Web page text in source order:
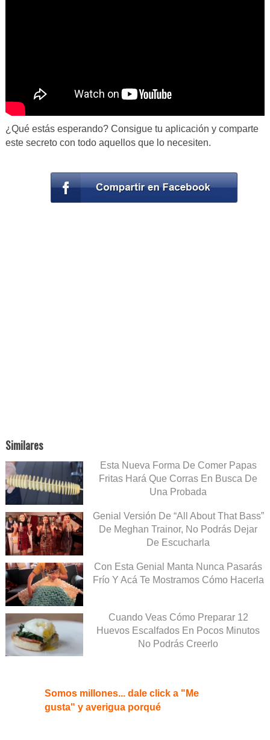
¿Qué estás esperando? Consigue tu aplicación y comparte
este secreto con todo aquellos que lo necesiten.
Similares
Esta Nueva Forma De Comer Papas
Fritas Hará Que Corras En Busca De
Una Probada
Genial Versión De “All About That Bass”
De Meghan Trainor, No Podrás Dejar
De Escucharla
Con Esta Genial Manta Nunca Pasarás
Frío Y Acá Te Mostramos Cómo Hacerla
Cuando Veas Cómo Preparar 12
Huevos Escalfados En Pocos Minutos
No Podrás Creerlo
Somos millones... dale click a "Me
gusta" y averigua porqué